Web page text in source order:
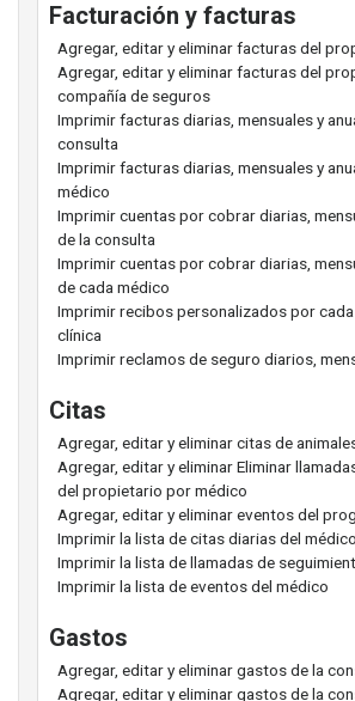
Facturación y facturas
Agregar, editar y eliminar facturas del
Agregar, editar y eliminar facturas del
compañía de seguros
Imprimir facturas diarias, mensuales y
consulta
Imprimir facturas diarias, mensuales y
médico
Imprimir cuentas por cobrar diarias,
de la consulta
Imprimir cuentas por cobrar diarias,
de cada médico
Imprimir recibos personalizados por cada
clínica
Imprimir reclamos de seguro diarios,
Citas
Agregar, editar y eliminar citas de
Agregar, editar y eliminar Eliminar
del propietario por médico
Agregar, editar y eliminar eventos del
Imprimir la lista de citas diarias del médico
Imprimir la lista de llamadas de
Imprimir la lista de eventos del médico
Gastos
Agregar, editar y eliminar gastos de la
Agregar, editar y eliminar gastos de la